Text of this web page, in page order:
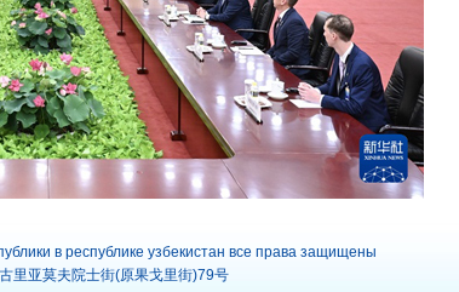
в республике узбекистан все права защищены
里亚莫夫院士街(原果戈里街)79号